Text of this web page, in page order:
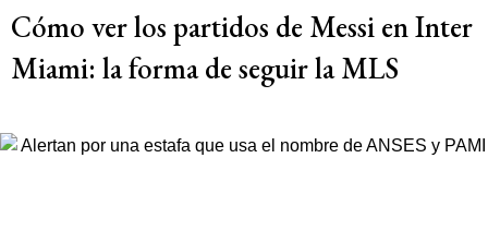
Cómo ver los partidos de Messi en Inter
Miami: la forma de seguir la MLS